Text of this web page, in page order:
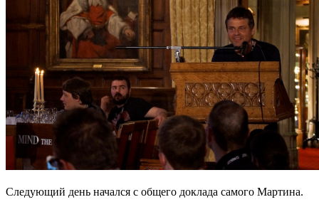
Следующий день начался с общего доклада самого Мартина.